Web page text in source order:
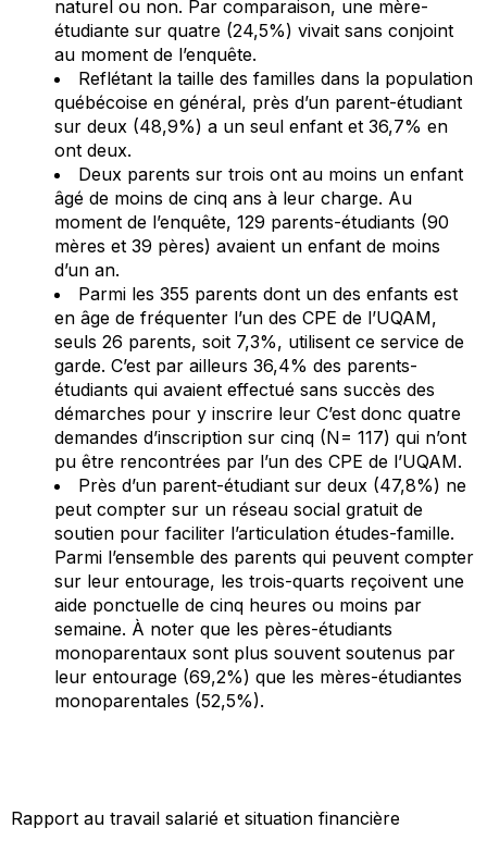
naturel ou non. Par comparaison, une mère-
étudiante sur quatre (24,5%) vivait sans conjoint
au moment de l’enquête.
Reflétant la taille des familles dans la population
québécoise en général, près d’un parent-étudiant
sur deux (48,9%) a un seul enfant et 36,7% en
ont deux.
Deux parents sur trois ont au moins un enfant
âgé de moins de cinq ans à leur charge. Au
moment de l’enquête, 129 parents-étudiants (90
mères et 39 pères) avaient un enfant de moins
d’un an.
Parmi les 355 parents dont un des enfants est
en âge de fréquenter l’un des CPE de l’UQAM,
seuls 26 parents, soit 7,3%, utilisent ce service de
garde. C’est par ailleurs 36,4% des parents-
étudiants qui avaient effectué sans succès des
démarches pour y inscrire leur C’est donc quatre
demandes d’inscription sur cinq (N= 117) qui n’ont
pu être rencontrées par l’un des CPE de l’UQAM.
Près d’un parent-étudiant sur deux (47,8%) ne
peut compter sur un réseau social gratuit de
soutien pour faciliter l’articulation études-famille.
Parmi l’ensemble des parents qui peuvent compter
sur leur entourage, les trois-quarts reçoivent une
aide ponctuelle de cinq heures ou moins par
semaine. À noter que les pères-étudiants
monoparentaux sont plus souvent soutenus par
leur entourage (69,2%) que les mères-étudiantes
monoparentales (52,5%).
Rapport au travail salarié et situation financière